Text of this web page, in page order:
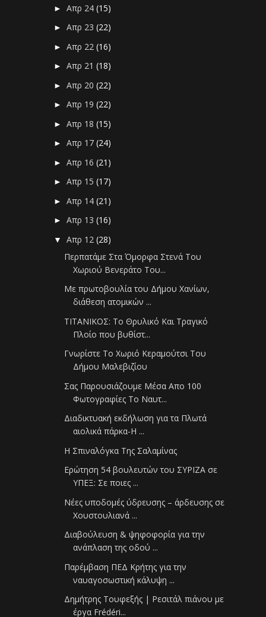
►Απρ 24(15)
►Απρ 23(22)
►Απρ 22(16)
►Απρ 21(18)
►Απρ 20(22)
►Απρ 19(22)
►Απρ 18(15)
►Απρ 17(24)
►Απρ 16(21)
►Απρ 15(17)
►Απρ 14(21)
►Απρ 13(16)
▼Απρ 12(28)
Περπατάμε Στα Όμορφα Στενά Του
Χωριού Βενεράτο Του...
Με πρωτοβουλία του Δήμου Χανίων,
διάθεση ατομικών ...
ΤΙΤΑΝΙΚΟΣ: Το Θρυλικό Και Τραγικό
Πλοίο που βυθίστ...
Γνωρίστε Το Χωριό Κεραμούτσι Του
Δήμου Μαλεβιζίου
Σας Παρουσιάζουμε Μέσα Απο 100
Φωτογραφίες Το Ναυτ...
Διαδικτυακή εκδήλωση για τα Πλωτά
αιολικά πάρκα-Η ...
Η Σπιναλόγκα Της Σαλαμίνας
Ερώτηση 54 βουλευτών του ΣΥΡΙΖΑ σε
ΥΠΕΞ: Σε ποιες ...
Νέες υποδομές ύδρευσης – άρδευσης σε
Χουστουλιανά ...
Διαβούλευση & ψηφοφορία για την
ανάπλαση της οδού ...
Παρέμβαση ΠΕΔ Κρήτης για την
ναυαγοσωστική κάλυψη ...
Δημήτρης Τουφεξής | Ρεσιτάλ πιάνου με
έργα Frédéri...